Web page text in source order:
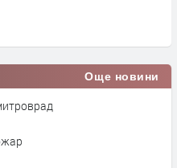
Още новини